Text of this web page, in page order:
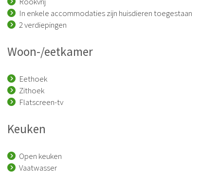
In enkele accommodaties zijn huisdieren toegestaan
2 verdiepingen
Woon-/eetkamer
Eethoek
Zithoek
Flatscreen-tv
Keuken
Open keuken
Vaatwasser